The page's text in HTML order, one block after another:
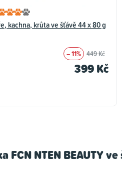
kachna, krůta ve šťávě 44 x 80 g
– 11% 449 Kč
399 Kč
FCN NTEN BEAUTY